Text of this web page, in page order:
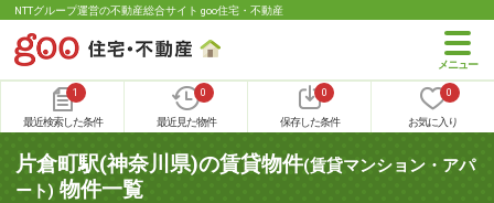
NTTグループ運営の不動産総合サイト goo住宅・不動産
1
最近検索した条件
0
最近見た物件
0
保存した条件
0
お気に入り
片倉町駅(神奈川県)の賃貸物件(賃貸マンション・アパ
ート) 物件一覧